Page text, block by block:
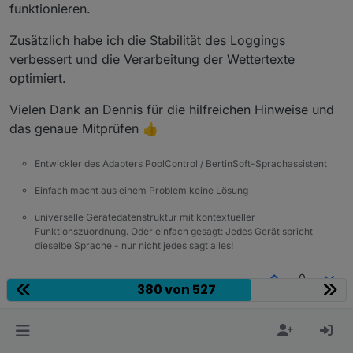
funktionieren.
Zusätzlich habe ich die Stabilität des Loggings
verbessert und die Verarbeitung der Wettertexte
optimiert.
Vielen Dank an Dennis für die hilfreichen Hinweise und
das genaue Mitprüfen 👍
Entwickler des Adapters PoolControl / BertinSoft-Sprachassistent
Einfach macht aus einem Problem keine Lösung
universelle Gerätedatenstruktur mit kontextueller
Funktionszuordnung. Oder einfach gesagt: Jedes Gerät spricht
dieselbe Sprache - nur nicht jedes sagt alles!
0
Offline
DasBo1975 25. Apr. 2026, 22:50
380 von 527